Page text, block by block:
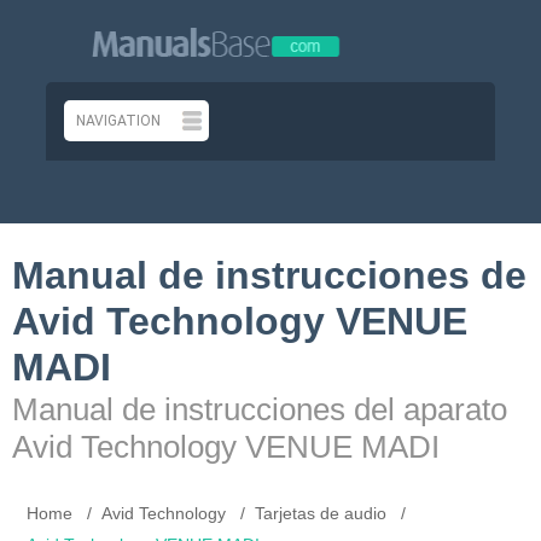
Manual de instrucciones de
Avid Technology VENUE
MADI
Manual de instrucciones del aparato
Avid Technology VENUE MADI
Home Avid Technology
Tarjetas de audio